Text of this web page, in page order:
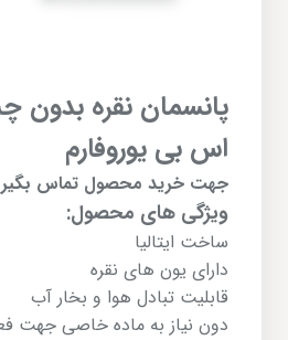
پانسمان نقره بدون
اس بی یوروفارم
جهت خرید محصول تماس بگیرید
ویژگی های محصول:
ساخت ایتالیا
دارای یون های نقره
قابلیت تبادل هوا و بخار آب
دون نیاز به ماده خاصی جهت